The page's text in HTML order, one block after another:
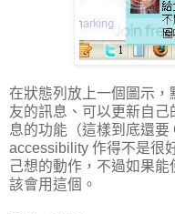
在狀態列放上一個圖示，
友的訊息、可以更新自
息的功能（這樣到底還
accessibility 作得不是很
己想的動作，不過如果
該會用這個。